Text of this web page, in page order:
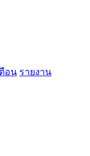
อน รายงาน